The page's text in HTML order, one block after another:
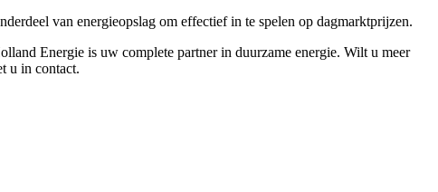
van energieopslag om effectief in te spelen op dagmarktprijzen.
Energie is uw complete partner in duurzame energie. Wilt u meer
u in contact.